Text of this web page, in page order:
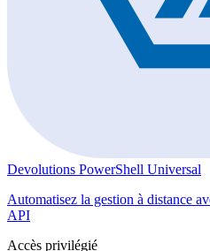
Devolutions PowerShell Universal
Automatisez la gestion à distance
API
Accès privilégié